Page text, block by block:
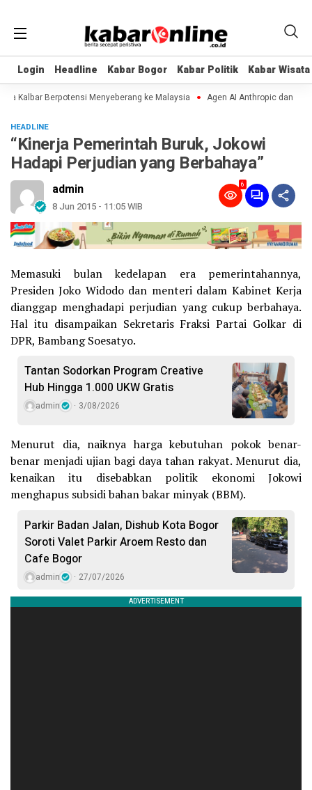
Login Headline Kabar Bogor Kabar Politik Kabar Wisata
Login Headline Kabar Bogor Kabar Politik Kabar Wisata
Kalbar Berpotensi Menyeberang ke Malaysia Agen AI Anthropic dan
HEADLINE
“Kinerja Pemerintah Buruk, Jokowi
Hadapi Perjudian yang Berbahaya”
admin
8 Jun 2015 - 11:05 WIB
6
Memasuki bulan kedelapan era pemerintahannya,
Presiden Joko Widodo dan menteri dalam Kabinet Kerja
dianggap menghadapi perjudian yang cukup berbahaya.
Hal itu disampaikan Sekretaris Fraksi Partai Golkar di
DPR, Bambang Soesatyo.
Tantan Sodorkan Program Creative
Hub Hingga 1.000 UKW Gratis
admin 3/08/2026
Menurut dia, naiknya harga kebutuhan pokok benar-
benar menjadi ujian bagi daya tahan rakyat. Menurut dia,
kenaikan itu disebabkan politik ekonomi Jokowi
menghapus subsidi bahan bakar minyak (BBM).
Parkir Badan Jalan, Dishub Kota Bogor
Soroti Valet Parkir Aroem Resto dan
Cafe Bogor
admin 27/07/2026